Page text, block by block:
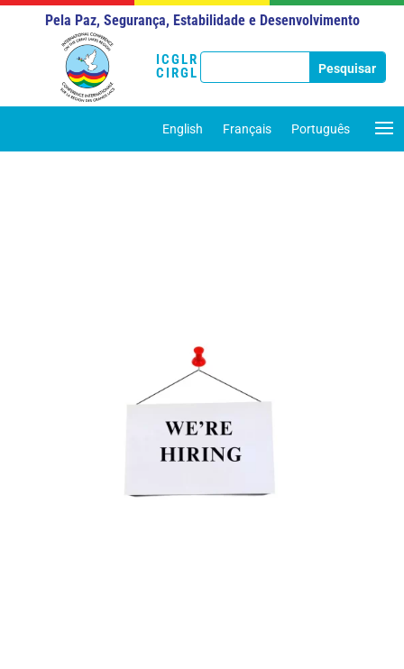
ICGLR
CIRGL
Pela Paz, Segurança, Estabilidade e Desenvolvimento
English Français Português